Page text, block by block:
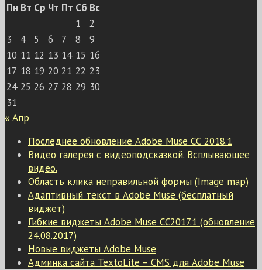
Пн Вт Ср Чт Пт Сб Вс
1
2
3
4 5 6 7 8
9
10 11 12 13 14 15 16
17 18 19 20 21 22 23
24 25 26 27 28 29 30
31
« Апр
Последнее обновление Adobe Muse СС 2018.1
Видео галерея с видеоподсказкой. Всплывающее
видео.
Область клика неправильной формы (Image map)
Адаптивный текст в Adobe Muse (бесплатный
виджет)
Гибкие виджеты Adobe Muse CC2017.1 (обновление
24.08.2017)
Новые виджеты Adobe Muse
Админка сайта TextoLite – CMS для Adobe Muse